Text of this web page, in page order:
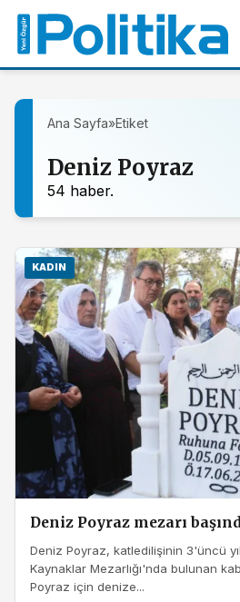
Ana Sayfa»Etiket
Deniz Poyraz
54 haber.
KADIN
Deniz Poyraz mezarı
Deniz Poyraz, katledilişinin 3'üncü
Kaynaklar Mezarlığı'nda bulunan
Poyraz için denize...